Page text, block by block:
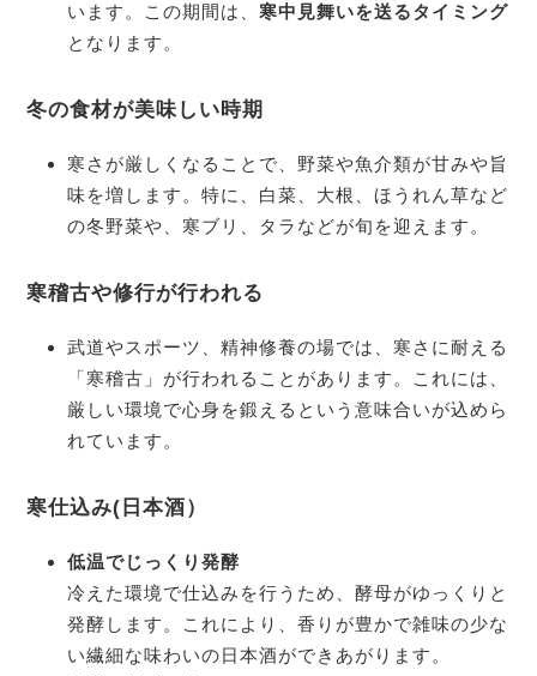
います。この期間は、 寒中見舞いを送るタイミング
となります。
冬の食材が美味しい時期
寒さが厳しくなることで、野菜や魚介類が甘みや旨
味を増します。特に、白菜、大根、ほうれん草など
の冬野菜や、寒ブリ、タラなどが旬を迎えます。
寒稽古や修行が行われる
武道やスポーツ、精神修養の場では、寒さに耐える
「寒稽古」が行われることがあります。これには、
厳しい環境で心身を鍛えるという意味合いが込めら
れています。
寒仕込み(日本酒）
低温でじっくり発酵
冷えた環境で仕込みを行うため、酵母がゆっくりと
発酵します。これにより、香りが豊かで雑味の少な
い繊細な味わいの日本酒ができあがります。